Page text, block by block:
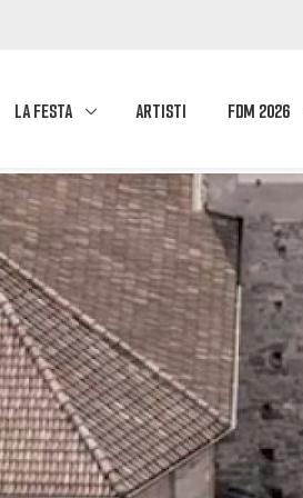
LA FESTA ARTISTI FDM 2026